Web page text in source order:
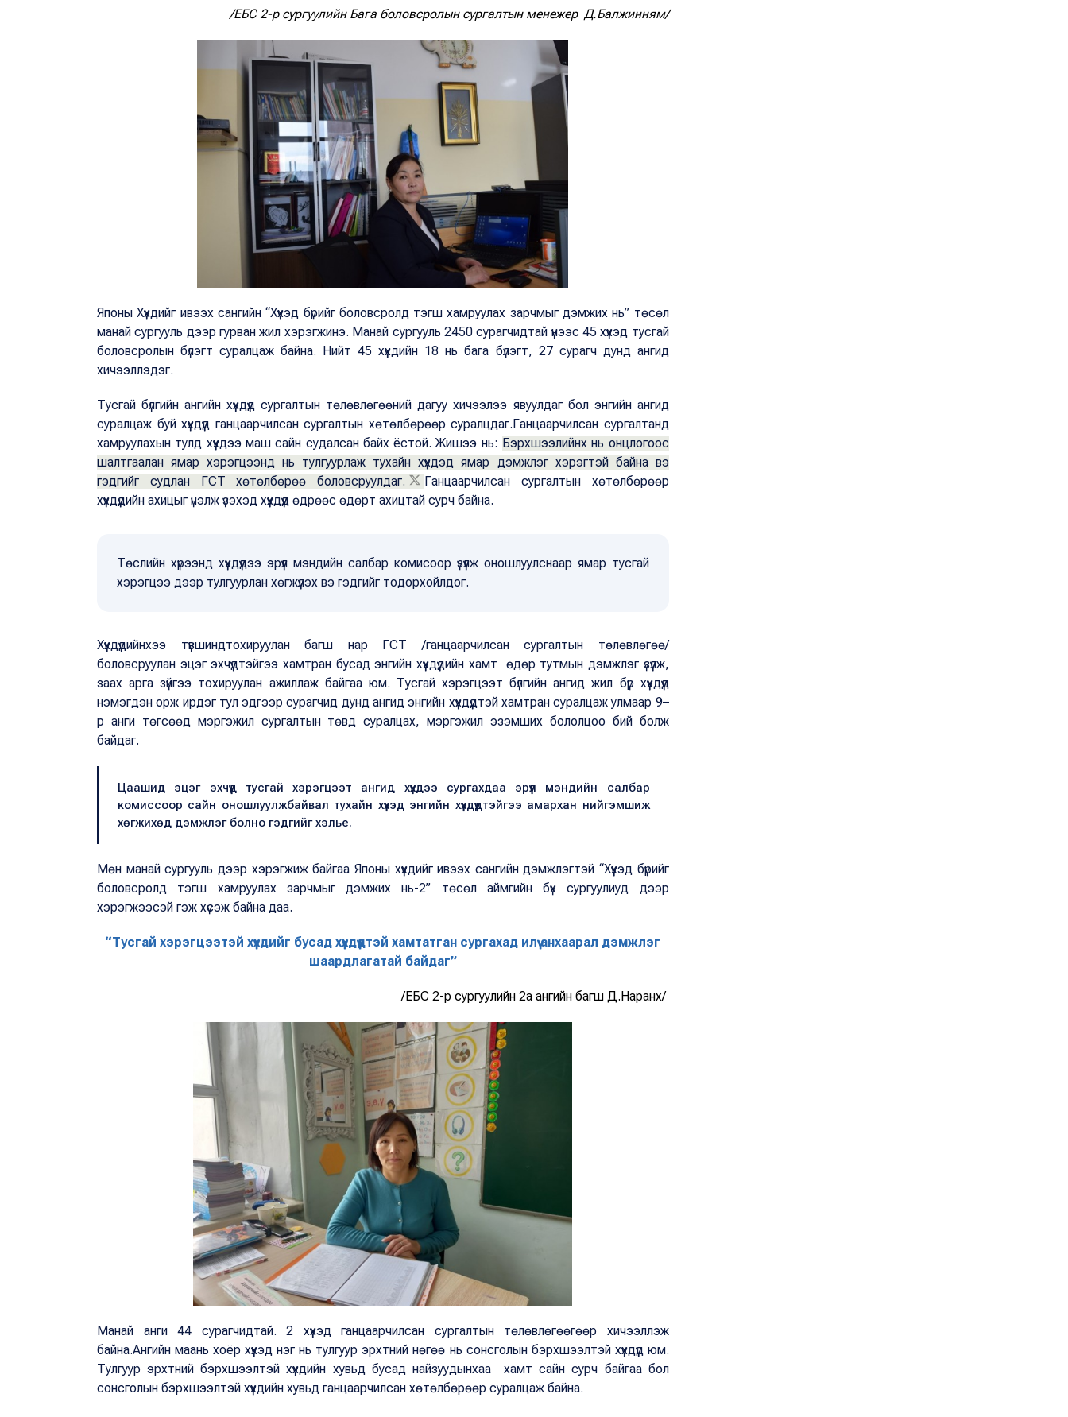
/ЕБС 2-р сургуулийн Бага боловсролын сургалтын менежер Д.Балжинням/
Японы Xүүхдийг ивээх сангийн “Хүүхэд бүрийг боловсролд тэгш хамруулах зарчмыг дэмжих нь” төсөл
манай сургууль дээр гурван жил хэрэгжинэ. Манай сургууль 2450 сурагчидтай үүнээс 45 хүүхэд тусгай
боловсролын бүлэгт суралцаж байна. Нийт 45 хүүхдийн 18 нь бага бүлэгт, 27 сурагч дунд ангид
хичээллэдэг.
Тусгай бүлгийн ангийн хүүхдүүд сургалтын төлөвлөгөөний дагуу хичээлээ явуулдаг бол энгийн ангид
суралцаж буй хүүхдүүд ганцаарчилсан сургалтын хөтөлбөрөөр суралцдаг.Ганцаарчилсан сургалтанд
хамруулахын тулд хүүхдээ маш сайн судалсан байх ёстой. Жишээ нь: Бэрхшээлийнх нь онцлогоос
шалтгаалан ямар хэрэгцээнд нь тулгуурлаж тухайн хүүхдэд ямар дэмжлэг хэрэгтэй байна вэ
гэдгийг судлан ГСТ хөтөлбөрөө боловсруулдаг.
Ганцаарчилсан сургалтын хөтөлбөрөөр
хүүхдүүдийн ахицыг үнэлж үзэхэд хүүхдүүд өдрөөс өдөрт ахицтай сурч байна.
Төслийн хүрээнд хүүхдүүдээ эрүүл мэндийн салбар комисоор үзүүлж оношлуулснаар ямар тусгай
хэрэгцээ дээр тулгуурлан хөгжүүлэх вэ гэдгийг тодорхойлдог.
Хүүхдүүдийнхээ түвшиндтохируулан багш нар ГСТ /ганцаарчилсан сургалтын төлөвлөгөө/
боловсруулан эцэг эхчүүдтэйгээ хамтран бусад энгийн хүүхдүүдийн хамт өдөр тутмын дэмжлэг үзүүлж,
заах арга зүйгээ тохируулан ажиллаж байгаа юм. Тусгай хэрэгцээт бүлгийн ангид жил бүр хүүхдүүд
нэмэгдэн орж ирдэг тул эдгээр сурагчид дунд ангид энгийн хүүхдүүдтэй хамтран суралцаж улмаар 9–
р анги төгсөөд мэргэжил сургалтын төвд суралцах, мэргэжил эзэмших бололцоо бий болж
байдаг.
Цаашид эцэг эхчүүд тусгай хэрэгцээт ангид хүүхдээ сургахдаа эрүүл мэндийн салбар
комиссоор сайн оношлуулжбайвал тухайн хүүхэд энгийн хүүхдүүдтэйгээ амархан нийгэмшиж
хөгжихөд дэмжлэг болно гэдгийг хэлье.
Мөн манай сургууль дээр хэрэгжиж байгаа Японы хүүхдийг ивээх сангийн дэмжлэгтэй “Хүүхэд бүрийг
боловсролд тэгш хамруулах зарчмыг дэмжих нь-2” төсөл аймгийн бүх сургуулиуд дээр
хэрэгжээсэй гэж хүсэж байна даа.
“Тусгай хэрэгцээтэй хүүхдийг бусад хүүхдүүдтэй хамтатган сургахад илүү анхаарал дэмжлэг
шаардлагатай байдаг”
/ЕБС 2-р сургуулийн 2а ангийн багш Д.Наранхүү/
Манай анги 44 сурагчидтай. 2 хүүхэд ганцаарчилсан сургалтын төлөвлөгөөгөөр хичээллэж
байна.Ангийн маань хоёр хүүхэд нэг нь тулгуур эрхтний нөгөө нь сонсголын бэрхшээлтэй хүүхдүүд юм.
Тулгуур эрхтний бэрхшээлтэй хүүхдийн хувьд бусад найзуудынхаа хамт сайн сурч байгаа бол
сонсголын бэрхшээлтэй хүүхдийн хувьд ганцаарчилсан хөтөлбөрөөр суралцаж байна.